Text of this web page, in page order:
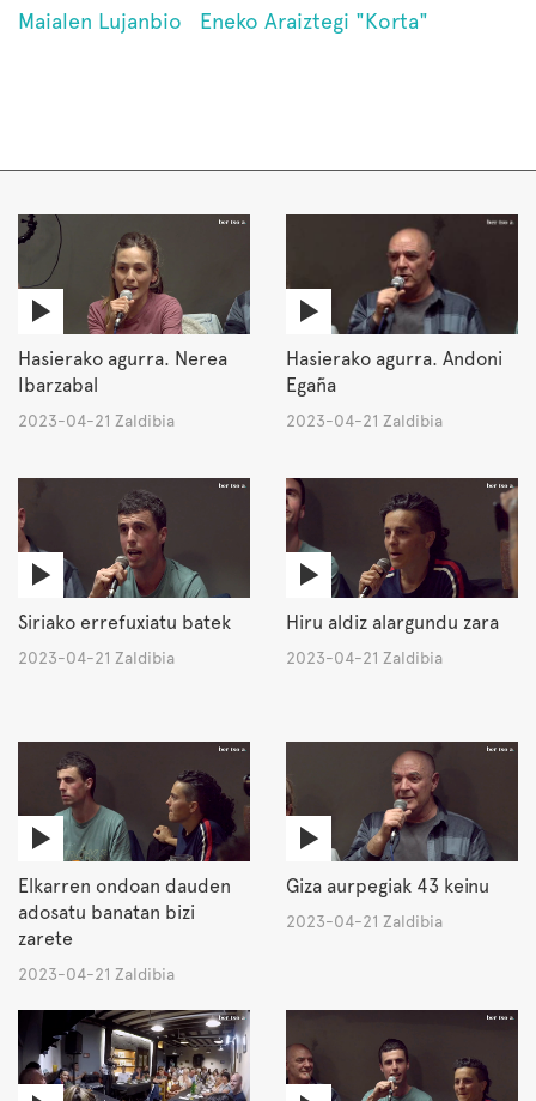
Maialen Lujanbio Eneko Araiztegi "Korta"
Hasierako agurra. Nerea
Ibarzabal
2023-04-21 Zaldibia
Hasierako agurra. Andoni
Egaña
2023-04-21 Zaldibia
Siriako errefuxiatu batek
2023-04-21 Zaldibia
Hiru aldiz alargundu zara
2023-04-21 Zaldibia
Elkarren ondoan dauden
adosatu banatan bizi
zarete
2023-04-21 Zaldibia
Giza aurpegiak 43 keinu
2023-04-21 Zaldibia